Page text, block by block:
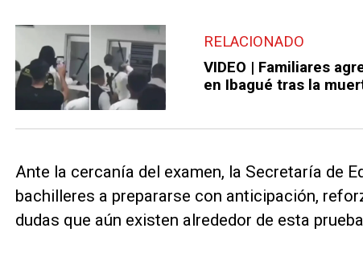
RELACIONADO
VIDEO | Familiares
en Ibagué tras la
Ante la cercanía del examen, la Secretaría de
bachilleres a prepararse con anticipación,
dudas que aún existen alrededor de esta